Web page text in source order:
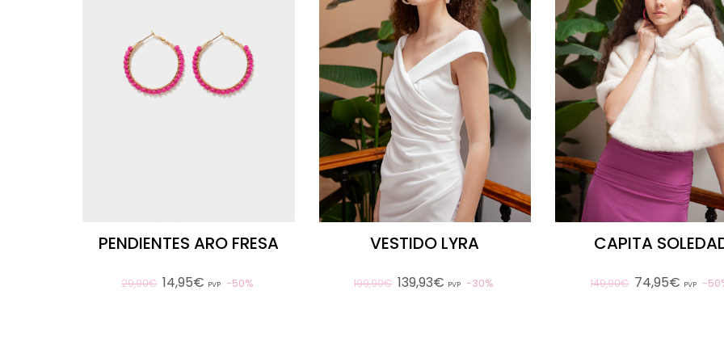
PENDIENTES ARO FRESA
29,90€ 14,95€ PVP 50%
VESTIDO LYRA
199,90€ 139,93€ PVP 30%
CAPITA
149,90€ 74,95€ PVP